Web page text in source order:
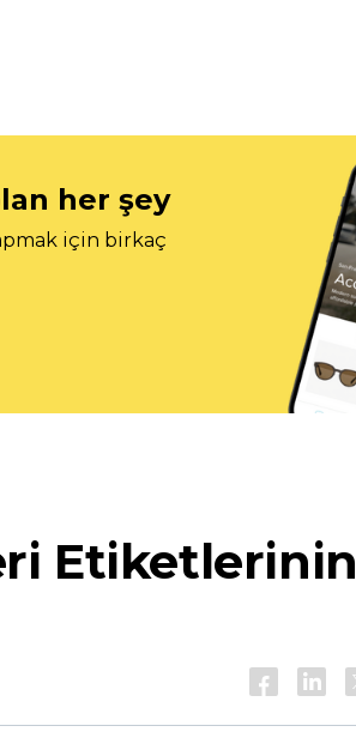
her şey
için birkaç
Etiketlerinin